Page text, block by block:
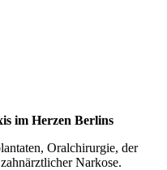
im Herzen Berlins
Oralchirurgie, der
Narkose.